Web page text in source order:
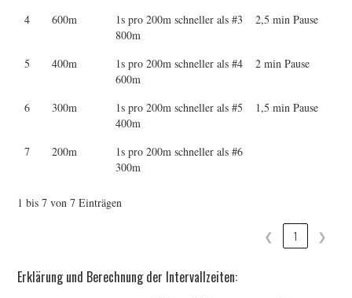
4
600m
1s pro 200m schneller als #3
800m
2,5 min Pause
5 400m
1s pro 200m schneller als #4
600m
2 min Pause
6 300m
1s pro 200m schneller als #5
400m
1,5 min Pause
7 200m
1s pro 200m schneller als #6
300m
1 bis 7 von 7 Einträgen
❮ 1 ❯
Erklärung und Berechnung der Intervallzeiten: